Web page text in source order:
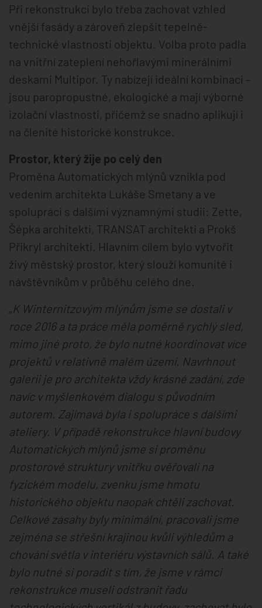
Při rekonstrukci bylo třeba zachovat vzhled
vnější fasády a zároveň zlepšit tepelně-
technické vlastnosti objektu. Volba proto padla
na vnitřní zateplení nehořlavými minerálními
deskami Multipor. Ty nabízejí ideální kombinaci –
jsou paropropustné, ekologické a mají výborné
izolační vlastnosti, přičemž se snadno aplikují i
na členité historické konstrukce.
Prostor, který žije po celý den
Proměna Automatických mlýnů vznikla pod
vedením architekta Lukáše Smetany a ve
spolupráci s dalšími významnými studii: Zette,
Šépka architekti, TRANSAT architekti a Prokš
Přikryl architekti. Hlavním cílem bylo vytvořit
živý městský prostor, který slouží komunitě i
návštěvníkům v průběhu celého dne.
„K Winternitzovým mlýnům jsme se dostali v
roce 2016 a ta práce měla poměrně rychlý sled,
mimo jiné proto, že bylo nutné koordinovat více
projektů v relativně malém území. Navrhnout
galerii je pro architekta vždy krásné zadání, zde
navíc v myšlenkovém dialogu s původním
autorem. Zajímavá byla i spolupráce s dalšími
ateliery. V případě rekonstrukce hlavní budovy
Automatických mlýnů jsme si proměnu
prostorové struktury vnitřku ověřovali na
fyzickém modelu, zvenku jsme hmotu
historického objektu naopak chtěli zachovat.
Celkové zásahy byly minimální, pracovali jsme
zejména se střešní krajinou kvůli výhledům a
chování světla v interiéru výstavních sálů. A také
bylo nutné si poradit s tím, že jsme v rámci
rekonstrukce museli odstranit řadu